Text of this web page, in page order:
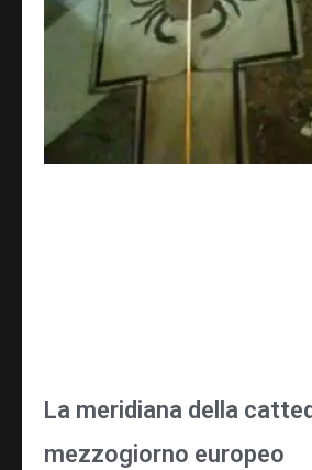
La meridiana della
mezzogiorno europeo